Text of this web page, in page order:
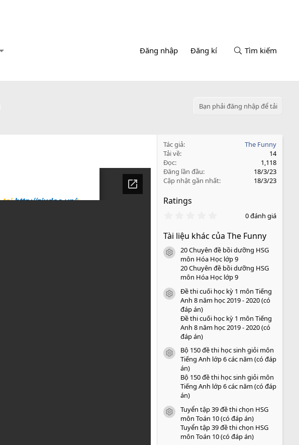
Đăng nhập Đăng kí Tìm kiếm
Bạn phải đăng nhập để tải
Tác giả
The Funny
Tải về
14
Đọc
1,118
Đăng lần đầu
18/3/23
Cập nhật gần nhất
18/3/23
Ratings
0
0
s
a
o
0 đánh giá
Tài liệu khác của The Funny
icon tài liệu
20 Chuyên đề bồi dưỡng HSG
môn Hóa Học lớp 9
20 Chuyên đề bồi dưỡng HSG
môn Hóa Học lớp 9
icon tài liệu
Đề thi cuối học kỳ 1 môn Tiếng
Anh 8 năm học 2019 - 2020 (có
đáp án)
Đề thi cuối học kỳ 1 môn Tiếng
Anh 8 năm học 2019 - 2020 (có
đáp án)
icon tài liệu
Bộ 150 đề thi học sinh giỏi môn
Tiếng Anh lớp 6 các năm (có đáp
án)
Bộ 150 đề thi học sinh giỏi môn
Tiếng Anh lớp 6 các năm (có đáp
án)
icon tài liệu
Tuyển tập 39 đề thi chọn HSG
môn Toán 10 (có đáp án)
Tuyển tập 39 đề thi chọn HSG
môn Toán 10 (có đáp án)